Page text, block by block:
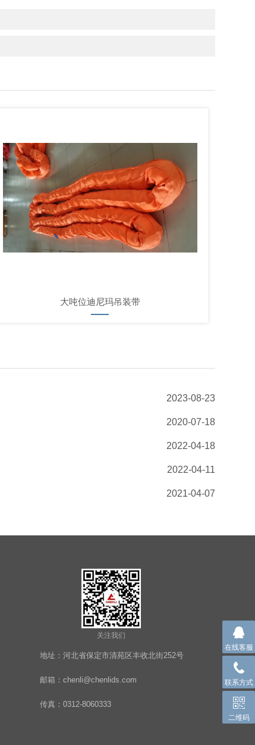
大吨位迪尼玛吊装带
2023-08-23
2020-07-18
2022-04-18
2022-04-11
2021-04-07
关注我们
地址：河北省保定市清苑区丰收北街252号
邮箱：chenli@chenlids.com
传真：0312-8060333
在线客服
联系方式
二维码